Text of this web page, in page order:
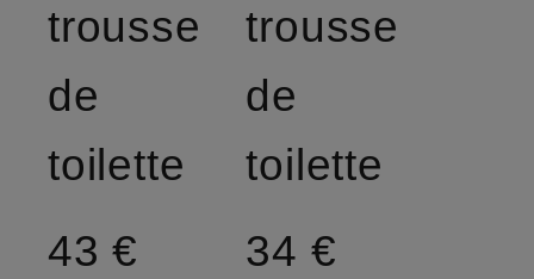
trousse
de
toilette
43 €
trousse
de
toilette
34 €